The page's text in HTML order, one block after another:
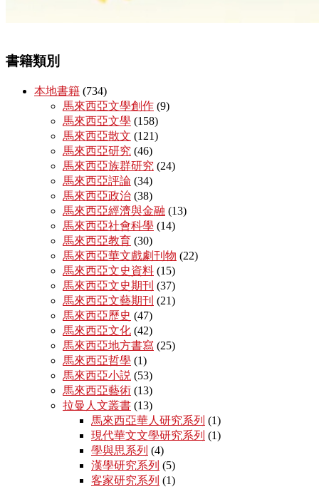
書籍類別
本地書籍 (734)
馬來西亞文學創作 (9)
馬來西亞文學 (158)
馬來西亞散文 (121)
馬來西亞研究 (46)
馬來西亞族群研究 (24)
馬來西亞評論 (34)
馬來西亞政治 (38)
馬來西亞經濟與金融 (13)
馬來西亞社會科學 (14)
馬來西亞教育 (30)
馬來西亞華文戲劇刊物 (22)
馬來西亞文史資料 (15)
馬來西亞文史期刊 (37)
馬來西亞文藝期刊 (21)
馬來西亞歷史 (47)
馬來西亞文化 (42)
馬來西亞地方書寫 (25)
馬來西亞哲學 (1)
馬來西亞小説 (53)
馬來西亞藝術 (13)
拉曼人文叢書 (13)
馬來西亞華人研究系列 (1)
現代華文文學研究系列 (1)
學與思系列 (4)
漢學研究系列 (5)
客家研究系列 (1)